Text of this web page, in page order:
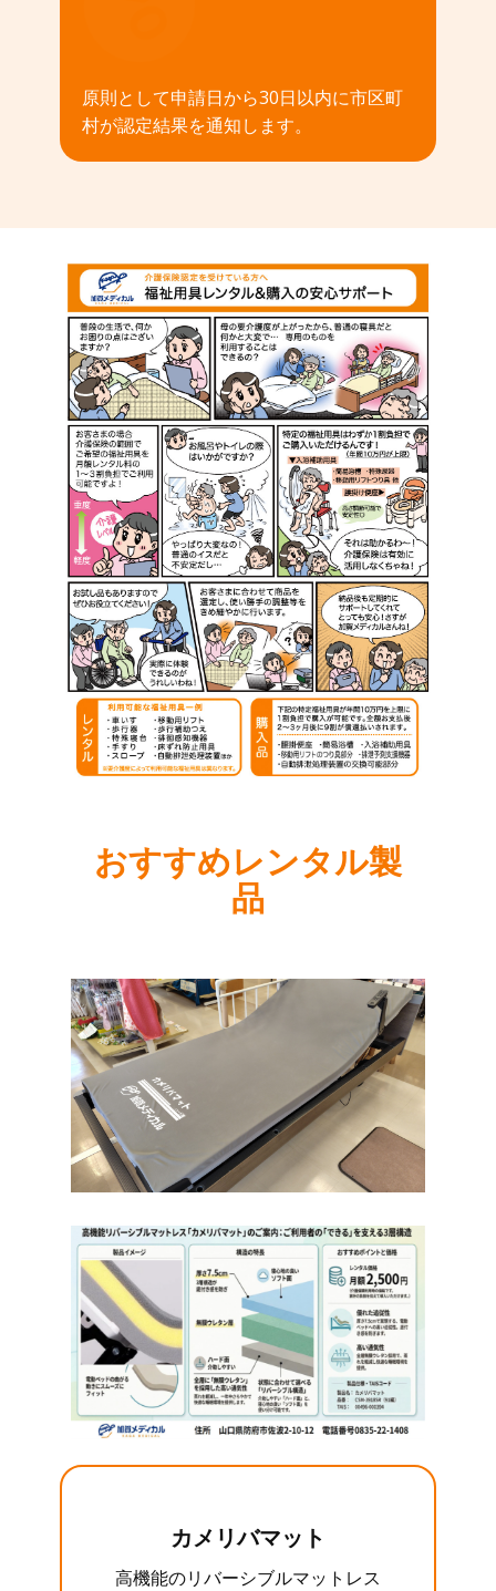
原則として申請日から30日以内に市区町
村が認定結果を通知します。
おすすめレンタル製
品
カメリバマット
高機能のリバーシブルマットレス